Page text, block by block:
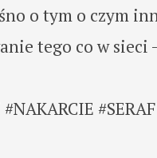
o tym o czym
tego co w sieci